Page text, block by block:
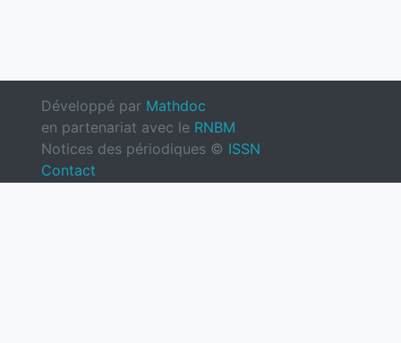
Développé par Mathdoc
en partenariat avec le RNBM
Notices des périodiques © ISSN
Contact